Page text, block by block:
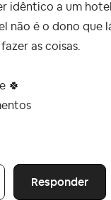
idêntico a um
não é o dono que
as coisas.
🍀
Responder